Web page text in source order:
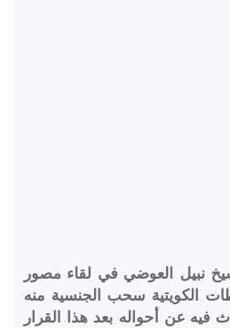
نبيل العوضي في لقاء مصور
الكويتية سحب الجنسية منه
عن أحواله بعد هذا القرار